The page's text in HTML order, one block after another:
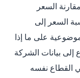
السعر
السعر إلى
على ما إذا
إلى بيانات الشركة
القطاع نفسه